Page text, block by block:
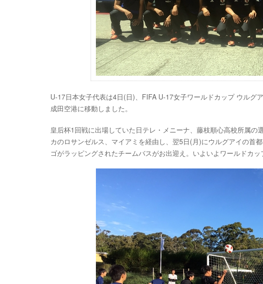
U-17日本女子代表は4日(日)、FIFA U-17女子ワールドカップ ウルグ
成田空港に移動しました。
皇后杯1回戦に出場していた日テレ・メニーナ、藤枝順心高校所属
カのロサンゼルス、マイアミを経由し、翌5日(月)にウルグアイの首
ゴがラッピングされたチームバスがお出迎え。いよいよワールドカ